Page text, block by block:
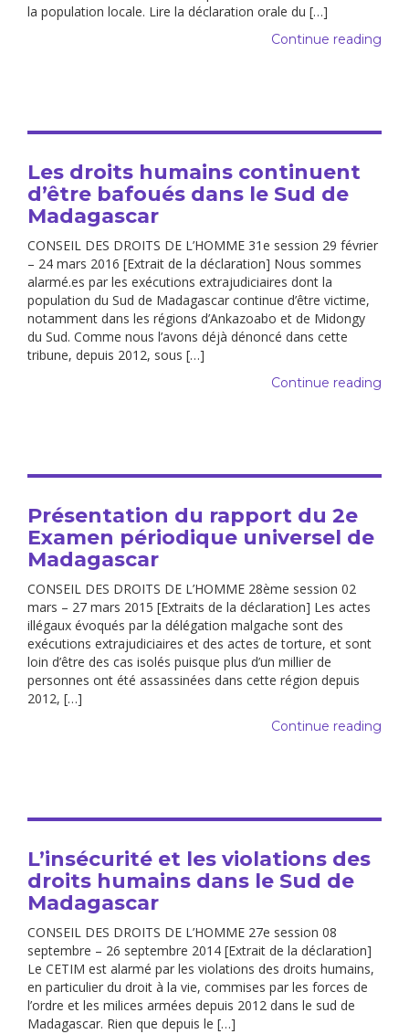
la population locale. Lire la déclaration orale du […]
Continue reading
Les droits humains continuent
d’être bafoués dans le Sud de
Madagascar
CONSEIL DES DROITS DE L’HOMME 31e session 29 février
– 24 mars 2016 [Extrait de la déclaration] Nous sommes
alarmé.es par les exécutions extrajudiciaires dont la
population du Sud de Madagascar continue d’être victime,
notamment dans les régions d’Ankazoabo et de Midongy
du Sud. Comme nous l’avons déjà dénoncé dans cette
tribune, depuis 2012, sous […]
Continue reading
Présentation du rapport du 2e
Examen périodique universel de
Madagascar
CONSEIL DES DROITS DE L’HOMME 28ème session 02
mars – 27 mars 2015 [Extraits de la déclaration] Les actes
illégaux évoqués par la délégation malgache sont des
exécutions extrajudiciaires et des actes de torture, et sont
loin d’être des cas isolés puisque plus d’un millier de
personnes ont été assassinées dans cette région depuis
2012, […]
Continue reading
L’insécurité et les violations des
droits humains dans le Sud de
Madagascar
CONSEIL DES DROITS DE L’HOMME 27e session 08
septembre – 26 septembre 2014 [Extrait de la déclaration]
Le CETIM est alarmé par les violations des droits humains,
en particulier du droit à la vie, commises par les forces de
l’ordre et les milices armées depuis 2012 dans le sud de
Madagascar. Rien que depuis le […]